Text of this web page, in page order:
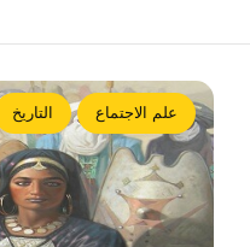
علم الاجتماع التاريخ